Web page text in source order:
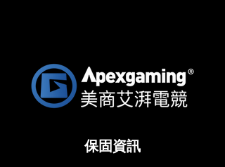
保固資訊